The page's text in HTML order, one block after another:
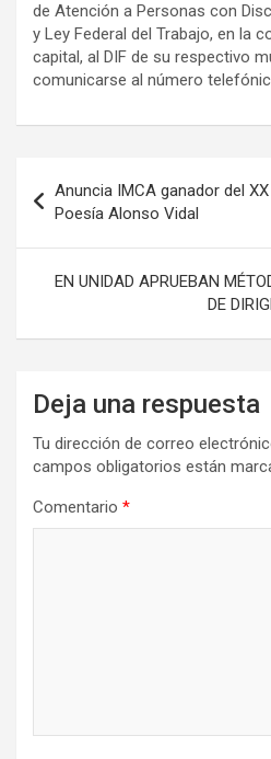
de Atención a Personas con
y Ley Federal del Trabajo, en la
capital, al DIF de su respectivo
comunicarse al número
de
entradas
Anuncia IMCA ganador del
Poesía Alonso Vidal
EN UNIDAD APRUEBAN
DE
Deja una respuesta
Tu dirección de correo
campos obligatorios están
Comentario *